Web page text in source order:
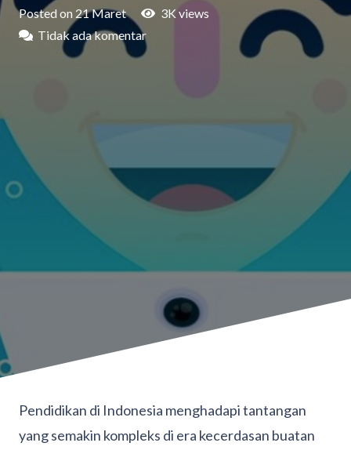
Posted on 21 Maret 3Kviews
Tidak ada komentar
Pendidikan di Indonesia menghadapi tantangan
yang semakin kompleks di era kecerdasan buatan